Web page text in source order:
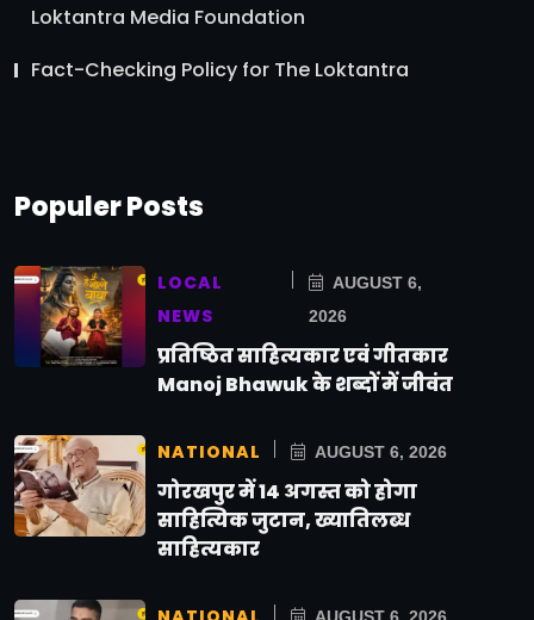
Loktantra Media Foundation
Fact-Checking Policy for The Loktantra
Populer Posts
LOCAL
NEWS
AUGUST 6,
2026
प्रतिष्ठित साहित्यकार एवं गीतकार
Manoj Bhawuk के शब्दों में जीवंत
NATIONAL AUGUST 6, 2026
गोरखपुर में 14 अगस्त को होगा
साहित्यिक जुटान, ख्यातिलब्ध
साहित्यकार